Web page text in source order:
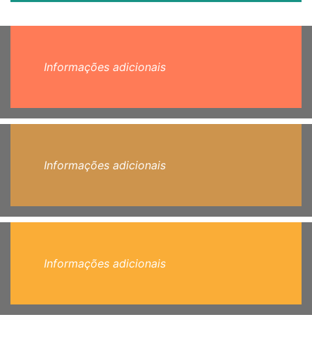
Informações adicionais
Informações adicionais
Informações adicionais